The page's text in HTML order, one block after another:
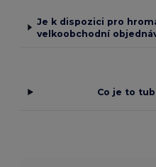
Je k dispozici pro
velkoobchodní
Co je to